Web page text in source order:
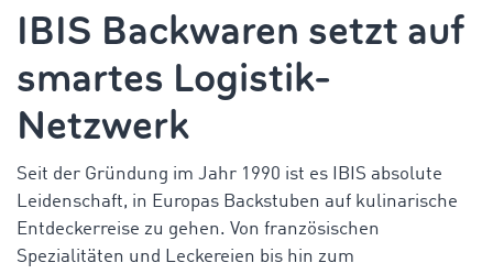
IBIS Backwaren setzt auf
smartes Logistik-
Netzwerk
Seit der Gründung im Jahr 1990 ist es IBIS absolute
Leidenschaft, in Europas Backstuben auf kulinarische
Entdeckerreise zu gehen. Von französischen
Spezialitäten und Leckereien bis hin zum